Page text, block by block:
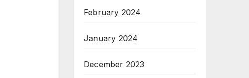
February 2024
January 2024
December 2023